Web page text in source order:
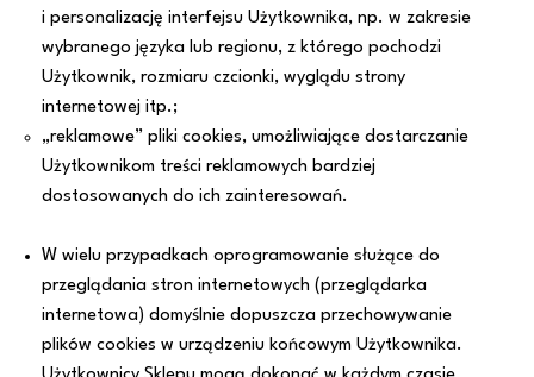
i personalizację interfejsu Użytkownika, np. w zakresie
wybranego języka lub regionu, z którego pochodzi
Użytkownik, rozmiaru czcionki, wyglądu strony
internetowej itp.;
„reklamowe” pliki cookies, umożliwiające dostarczanie
Użytkownikom treści reklamowych bardziej
dostosowanych do ich zainteresowań.
W wielu przypadkach oprogramowanie służące do
przeglądania stron internetowych (przeglądarka
internetowa) domyślnie dopuszcza przechowywanie
plików cookies w urządzeniu końcowym Użytkownika.